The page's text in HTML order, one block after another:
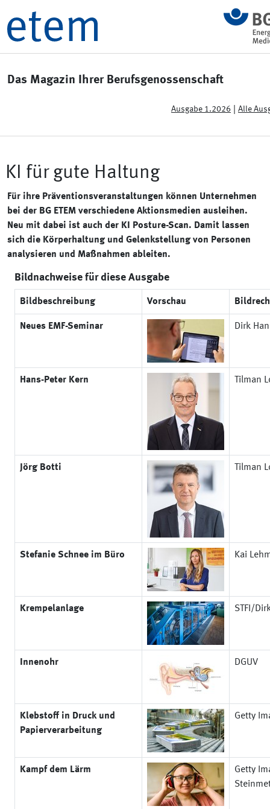
Das Magazin Ihrer Berufsgenossenschaft
Ausgabe 1.2026 Alle
KI für gute Haltung
Für ihre Präventionsveranstaltungen können Unternehmen
bei der BG ETEM verschiedene Aktionsmedien ausleihen.
Neu mit dabei ist auch der KI Posture-Scan. Damit lassen
sich die Körperhaltung und Gelenkstellung von Personen
analysieren und Maßnahmen ableiten.
Bildnachweise für diese Ausgabe
Bildbeschreibung Vorschau
Neues EMF-Seminar Dirk
Hans-Peter Kern Tilman
Jörg Botti Tilman
Stefanie Schnee im Büro Kai
Krempelanlage STFI/
Innenohr DGUV
Klebstoff in Druck und
Papierverarbeitung
Getty
Kampf dem Lärm
Getty